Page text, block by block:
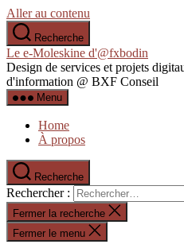
Aller au contenu
Recherche
Le e-Moleskine d'@fxbodin
Design de services et projets
d'information @ BXF Conseil
Menu
Home
À propos
Recherche
Rechercher :
Fermer la recherche
Fermer le menu